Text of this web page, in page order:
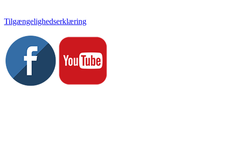
Tilgængelighedserklæring